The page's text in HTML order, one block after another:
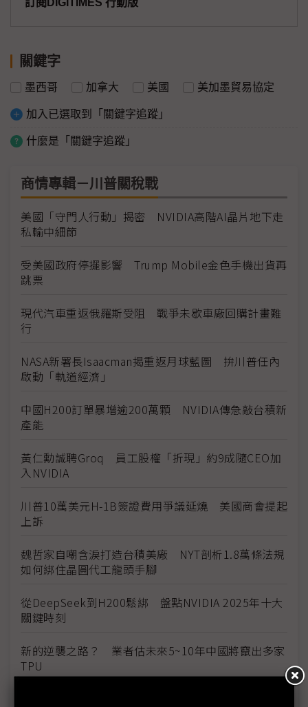
關鍵字
墨西哥 加拿大 美國 美加墨貿易協定
加入已選取到「關鍵字追蹤」
什麼是「關鍵字追蹤」
商情專輯－川普關稅戰
美國「守門人行動」揭密 NVIDIA高階AI晶片地下走
私輸中細節
受美國政府停擺影響 Trump Mobile金色手機出貨再
跳票
現代汽車重返俄羅斯受阻 戰爭未歇車廠回購計畫難
行
NASA新署長Isaacman揭重返月球藍圖 拚川普任內
啟動「軌道經濟」
中國H200訂單暴增逾200萬顆 NVIDIA傳急敲台積新
產能
黃仁勳誠聘Groq 員工股權「折現」約9成隨CEO加
入NVIDIA
川普10萬美元H-1B簽證費用爭議延燒 美國商會提起
上訴
魏哲家自嘲含淚打造台積美廠 NYT剖析1.8萬條法規
如何綁住晶圓代工龍頭手腳
從DeepSeek到H200鬆綁 盤點NVIDIA 2025年十大
關鍵時刻
新的逆襲之路？ 業者估未來5~10年中國將竄出多家
TPU